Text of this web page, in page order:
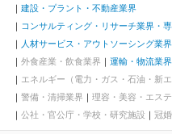
建設・プラント・不動産業界
コンサルティング・リサーチ業界・
人材サービス・アウトソーシング業
外食産業・飲食業界
運輸・物流業界
エネルギー（電力・ガス・石油・新
警備・清掃業界
理容・美容・エス
公社・官公庁・学校・研究施設
冠